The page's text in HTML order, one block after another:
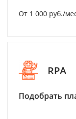
От 1 000 руб./
RPA
Подобрать